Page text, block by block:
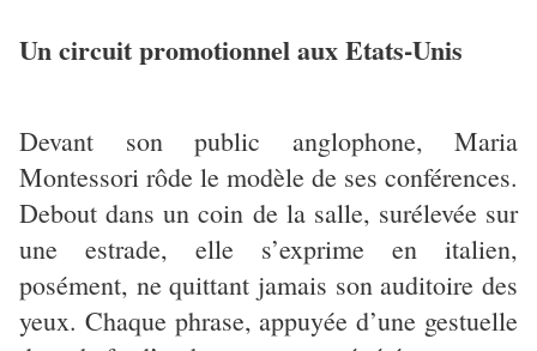
Un circuit promotionnel aux Etats-Unis
Devant son public anglophone, Maria
Montessori rôde le modèle de ses conférences.
Debout dans un coin de la salle, surélevée sur
une estrade, elle s’exprime en italien,
posément, ne quittant jamais son auditoire des
yeux. Chaque phrase, appuyée d’une gestuelle